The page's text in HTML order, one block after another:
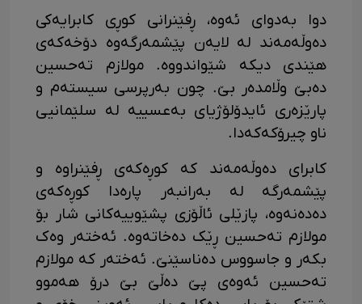
دوا بەدوای ئەوە، ڕفێنرانی کوڕی کابرایەکی
دەوڵەمەند لە لایەن پێشمەرگەوە دۆخەکەی
هێندی دیکە شێواندووە. مولازم تەحسین
دەبێ وڵامدەر بێ. چون بەرپرسی سیستەم و
پارێزەری ئایدۆلۆژیای بەعسییە لە سلێمانیی
ناو چیرۆکەکەدا.
کابرای دەوڵەمەند کە کوڕەکەی ڕفێنراوە و
پێشمەرگە لە بەرانبەر پارەدا کوڕەکەی
دەدەنەوە، پازێلی ئاڵۆزی پشێوییەکانی شار بۆ
مولازم تەحسین ڕێک دەخاتەوە. ئەختەر وەک
بکەر و جاسووس دەناسێنێ. ئەختەر کە مولازم
تەحسین ئەوەی پێ دەڵێ بێ درۆ هەموو